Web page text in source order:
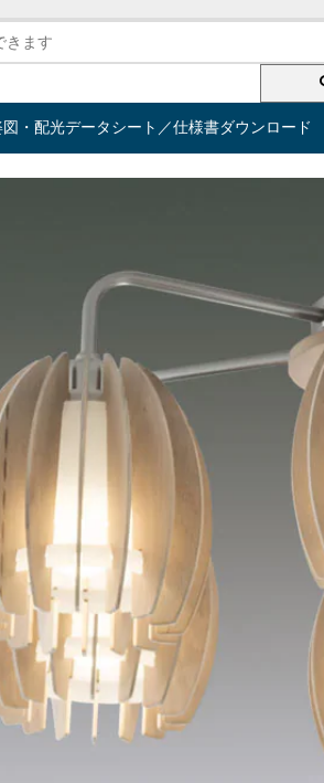
・配光データシート／仕様書ダウンロード